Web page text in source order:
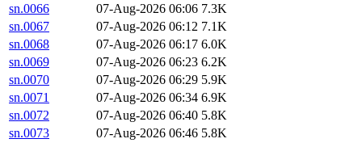
sn.0066
07-Aug-2026 06:06 7.3K
sn.0067
07-Aug-2026 06:12 7.1K
sn.0068
07-Aug-2026 06:17 6.0K
sn.0069
07-Aug-2026 06:23 6.2K
sn.0070
07-Aug-2026 06:29 5.9K
sn.0071
07-Aug-2026 06:34 6.9K
sn.0072
07-Aug-2026 06:40 5.8K
sn.0073
07-Aug-2026 06:46 5.8K